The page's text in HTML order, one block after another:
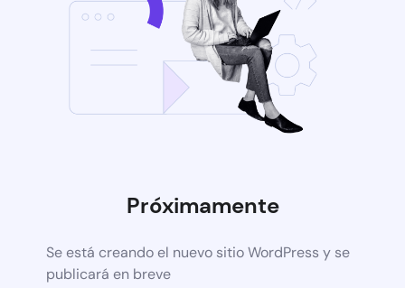
Próximamente
Se está creando el nuevo sitio WordPress y se
publicará en breve